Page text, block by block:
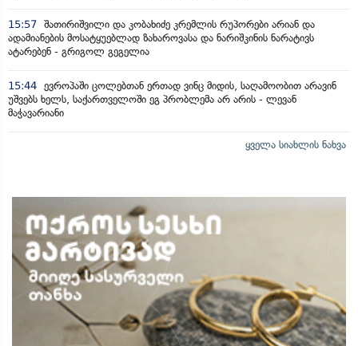
15:57 შათირიშვილი და კობახიძე კრემლის რუპორები არიან და
ადამიანების მოსატყუებლად ზახაროვასა და ნარიშკინის ნარატივს
ატარებენ - გრიგოლ გეგელია
15:44 ევროპაში ცოლებთან ერთად ვინც მიდის, საღამოობით არავინ
უშვებს ხელს, საქართველოში ეგ პრობლემა არ არის - ლევან
მაჭავარიანი
ყველა სიახლის ნახვა